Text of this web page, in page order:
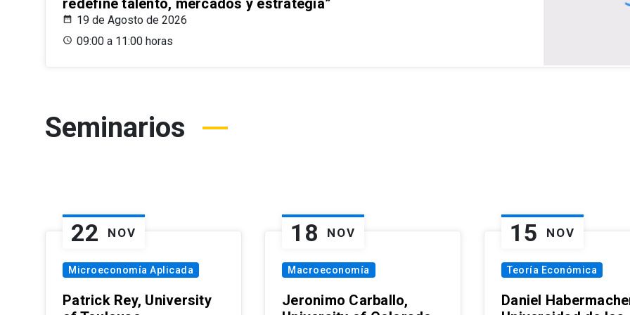
redefine talento, mercados y estrategia”
19 de Agosto de 2026
09:00 a 11:00 horas
Seminarios
22 NOV
Microeconomía Aplicada
Patrick Rey, University
18 NOV
Macroeconomía
Jeronimo Carballo,
15 NOV
Teoría Económica
Daniel